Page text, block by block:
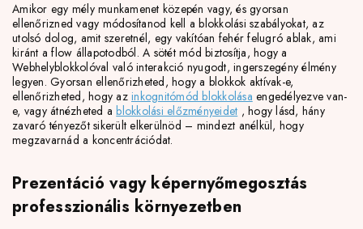
Amikor egy mély munkamenet közepén vagy, és gyorsan
ellenőrizned vagy módosítanod kell a blokkolási szabályokat, az
utolsó dolog, amit szeretnél, egy vakítóan fehér felugró ablak, ami
kiránt a flow állapotodból. A sötét mód biztosítja, hogy a
Webhelyblokkolóval való interakció nyugodt, ingerszegény élmény
legyen. Gyorsan ellenőrizheted, hogy a blokkok aktívak-e,
ellenőrizheted, hogy az inkognitómód blokkolása engedélyezve van-
e, vagy átnézheted ablokkolási előzményeidet , hogy lásd, hány
zavaró tényezőt sikerült elkerülnöd – mindezt anélkül, hogy
megzavarnád a koncentrációdat.
Prezentáció vagy képernyőmegosztás
professzionális környezetben